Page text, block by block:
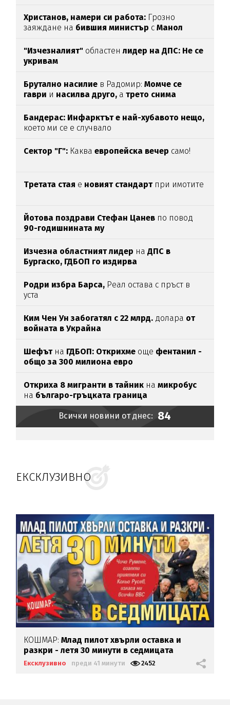
Христанов, намери си работа: Грозно
заяждане на бившия министър сМанол
"Изчезналият" областен лидер на ДПС: Не се
укривам
Брутално насилие в Радомир:Момче се
гаври и насилва друго, атрето снима
Бандерас: Инфарктът е най-хубавото нещо,
което ми се е случвало
Сектор "Г": Какваевропейска вечер само!
Третата стая е новият стандартпри имотите
Йотова поздрави Стефан Цанев по повод
90-годишнината му
Изчезна областният лидер наДПС в
Бургаско, ГДБОП го издирва
Родри избра Барса, Реал остава с пръст в
уста
Ким Чен Ун забогатял с 22 млрд. долара от
войната в Украйна
Шефътна ГДБОП: Открихме още фентанил -
общо за 300 милиона евро
Откриха 8 мигранти в тайник намикробус
на българо-гръцката граница
Всички новини от днес: 84
ЕКСКЛУЗИВНО
КОШМАР:Млад пилот хвърли оставка и
разкри - летя 30 минути в седмицата
Ексклузивно преди 41 минути 2452